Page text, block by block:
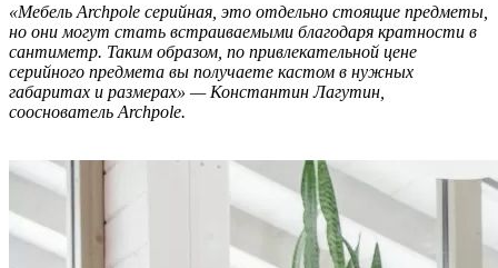
«Мебель Archpole серийная, это отдельно стоящие предметы,
но они могут стать встраиваемыми благодаря кратности в
сантиметр. Таким образом, по привлекательной цене
серийного предмета вы получаете кастом в нужных
габаритах и размерах» — Константин Лагутин,
сооснователь Archpole.